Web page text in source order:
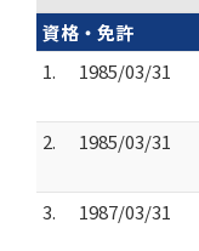
資格・免許
1.
1985/03/31
2.
1985/03/31
3.
1987/03/31